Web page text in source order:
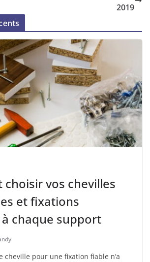
2019
choisir vos chevilles
et fixations
chaque support
cheville pour une fixation fiable n’a